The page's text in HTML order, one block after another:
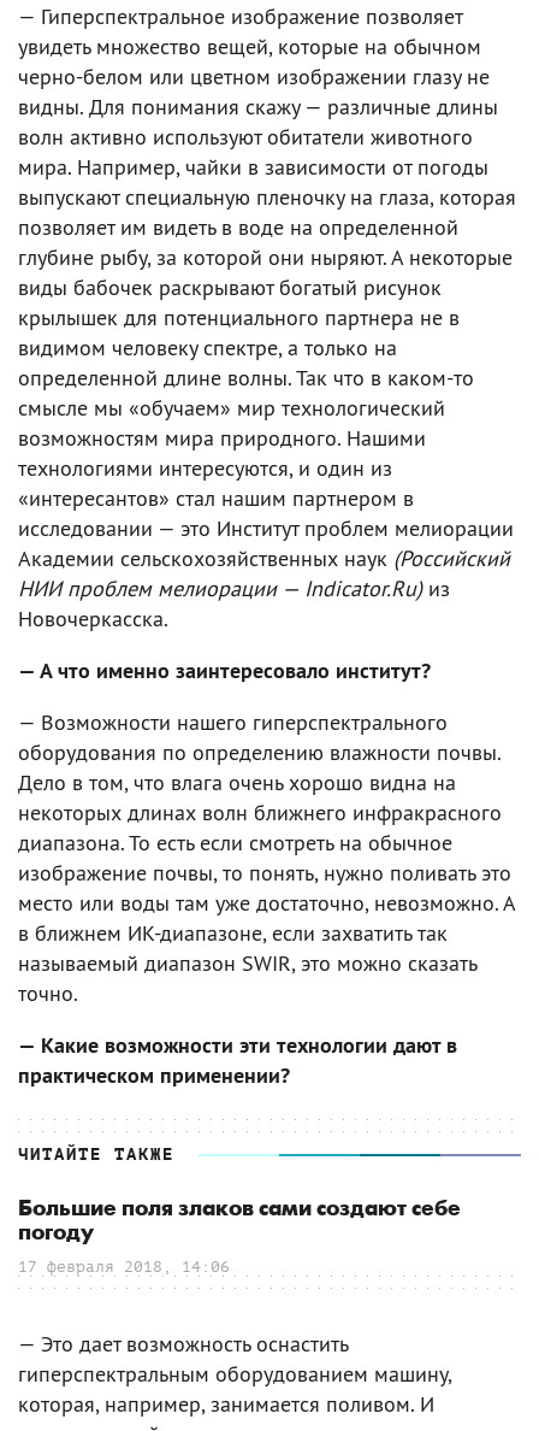
— Гиперспектральное изображение позволяет
увидеть множество вещей, которые на обычном
черно-белом или цветном изображении глазу не
видны. Для понимания скажу — различные длины
волн активно используют обитатели животного
мира. Например, чайки в зависимости от погоды
выпускают специальную пленочку на глаза, которая
позволяет им видеть в воде на определенной
глубине рыбу, за которой они ныряют. А некоторые
виды бабочек раскрывают богатый рисунок
крылышек для потенциального партнера не в
видимом человеку спектре, а только на
определенной длине волны. Так что в каком-то
смысле мы «обучаем» мир технологический
возможностям мира природного. Нашими
технологиями интересуются, и один из
«интересантов» стал нашим партнером в
исследовании — это Институт проблем мелиорации
Академии сельскохозяйственных наук (Российский
НИИ проблем мелиорации — Indicator.Ru)из
Новочеркасска.
— А что именно заинтересовало институт?
— Возможности нашего гиперспектрального
оборудования по определению влажности почвы.
Дело в том, что влага очень хорошо видна на
некоторых длинах волн ближнего инфракрасного
диапазона. То есть если смотреть на обычное
изображение почвы, то понять, нужно поливать это
место или воды там уже достаточно, невозможно. А
в ближнем ИК-диапазоне, если захватить так
называемый диапазон SWIR, это можно сказать
точно.
— Какие возможности эти технологии дают в
практическом применении?
ЧИТАЙТЕ ТАКЖЕ
Большие поля злаков сами создают себе
погоду
17 февраля 2018, 14:06
— Это дает возможность оснастить
гиперспектральным оборудованием машину,
которая, например, занимается поливом. И